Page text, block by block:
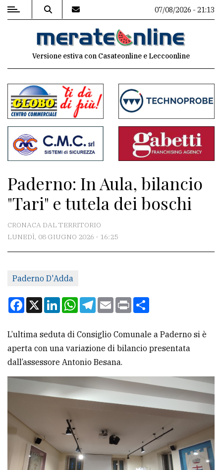
MENU
commenti
Contenuti
del
sito
Associazioni
Meteo
redazione
Scrivici
la
tua
pubblicità
CERCA
Cerca
comune
Ricerca
07/08/2026 - 21:13
Versione estiva con Casateonline e Leccoonline
Paderno: In Aula, bilancio
"Tari" e tutela dei boschi
CRONACA DAL TERRITORIO
LUNEDÌ, 08 GIUGNO 2026 - 16:25
Paderno D'Adda
Facebook
X LinkedInWhatsApp
Telegram
EmailPrint
L’ultima seduta di Consiglio Comunale a Paderno si è
aperta con una variazione di bilancio presentata
dall’assessore Antonio Besana.